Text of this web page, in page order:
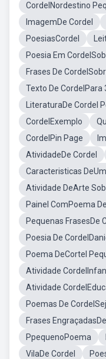
CordelNordestino
ImagemDe Cordel
PoesiasCordel
Poesia Em
Frases De
Texto De CordelPara
LiteraturaDe Cordel
CordelExemplo
CordelPin Page
AtividadeDe Cordel
Caracteristicas
Atividade DeArte
Painel ComPoema
Pequenas FrasesDe
Poesia De
Poema DeCortel
Atividade
Atividade
Poemas De
Frases
PpequenoPoema
VilaDe Cordel